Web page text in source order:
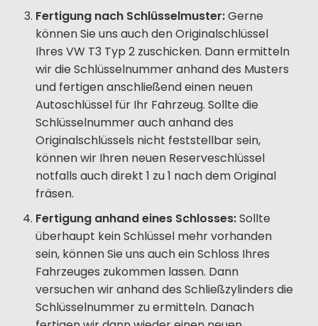
Fertigung nach Schlüsselmuster:Gerne
können Sie uns auch den Originalschlüssel
Ihres VW T3 Typ 2 zuschicken. Dann ermitteln
wir die Schlüsselnummer anhand des Musters
und fertigen anschließend einen neuen
Autoschlüssel für Ihr Fahrzeug. Sollte die
Schlüsselnummer auch anhand des
Originalschlüssels nicht feststellbar sein,
können wir Ihren neuen Reserveschlüssel
notfalls auch direkt 1 zu 1 nach dem Original
fräsen.
Fertigung anhand eines Schlosses:Sollte
überhaupt kein Schlüssel mehr vorhanden
sein, können Sie uns auch ein Schloss Ihres
Fahrzeuges zukommen lassen. Dann
versuchen wir anhand des Schließzylinders die
Schlüsselnummer zu ermitteln. Danach